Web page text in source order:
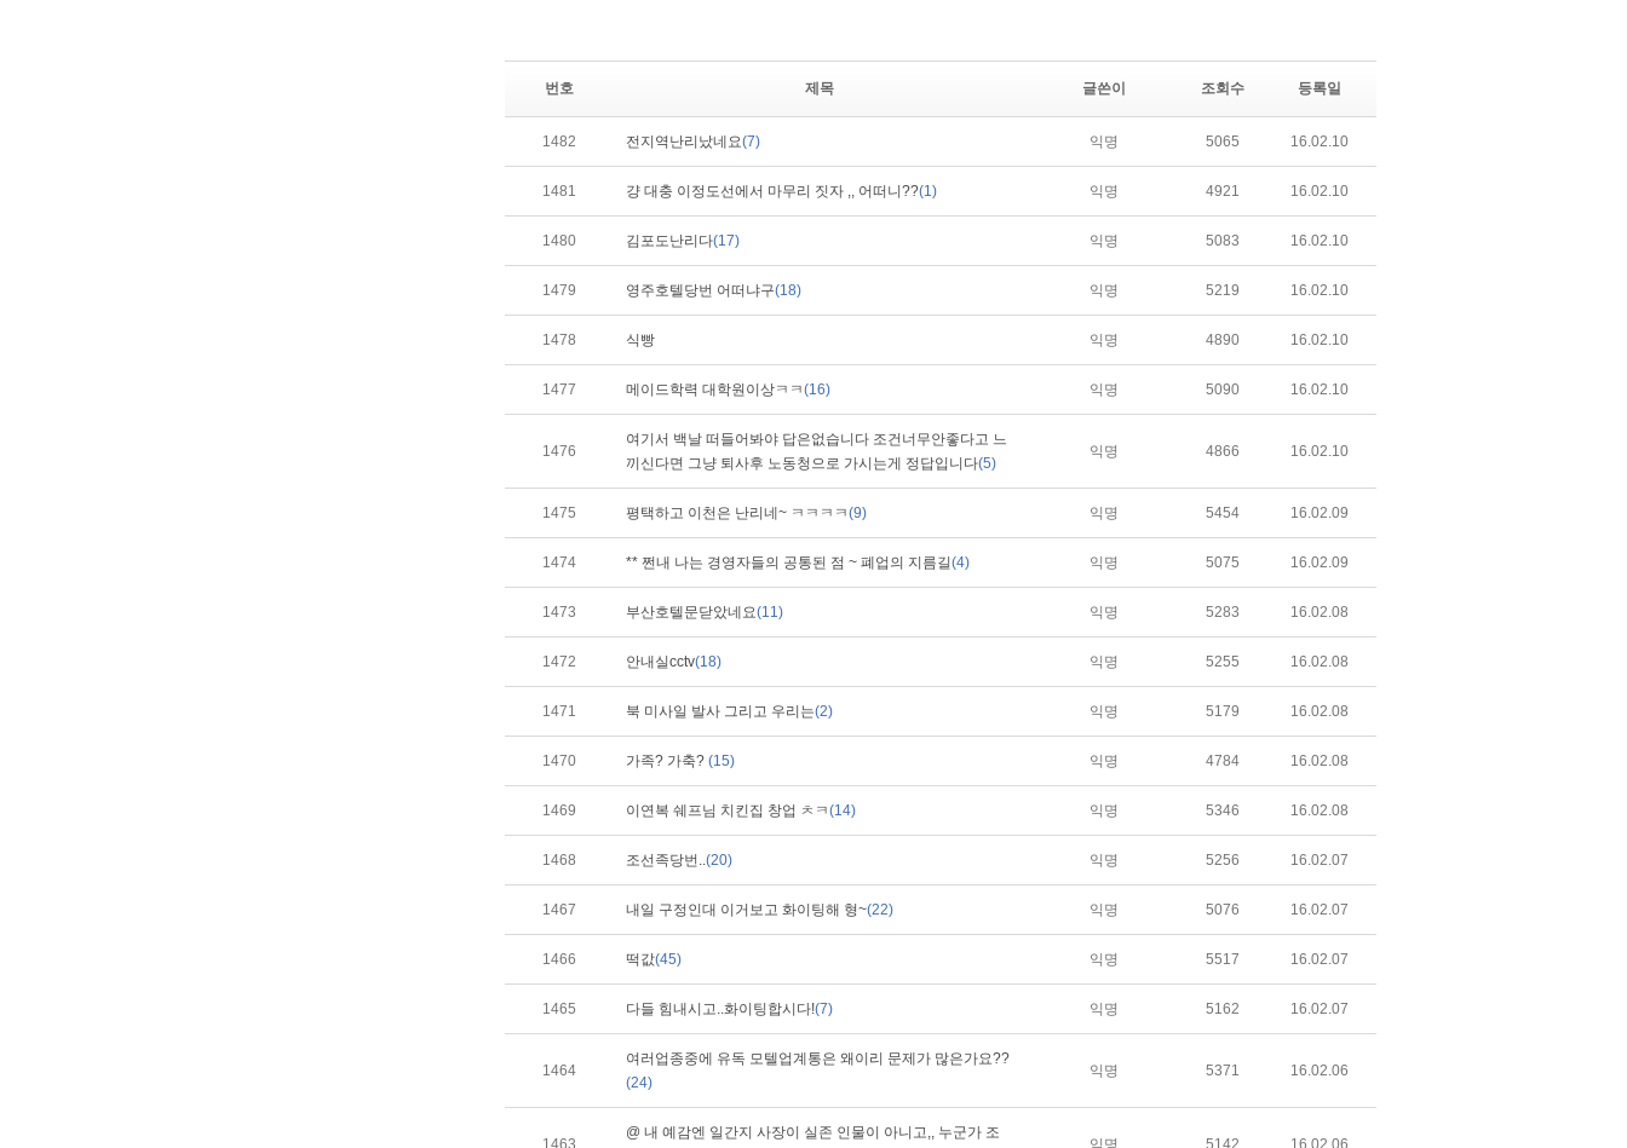
번호 제목 글쓴이 조회수 등록일
1482 전지역난리났네요(7) 익명 5065 16.02.10
1481 걍 대충 이정도선에서 마무리 짓자 ,, 어떠니??(1) 익명 4921 16.02.10
1480 김포도난리다(17) 익명 5083 16.02.10
1479 영주호텔당번 어떠냐구(18) 익명 5219 16.02.10
1478 식빵 익명 4890 16.02.10
1477 메이드학력 대학원이상ㅋㅋ(16) 익명 5090 16.02.10
1476
여기서 백날 떠들어봐야 답은없습니다 조건너무안좋다고 느
끼신다면 그냥 퇴사후 노동청으로 가시는게 정답입니다(5)
익명 4866 16.02.10
1475 평택하고 이천은 난리네~ ㅋㅋㅋㅋ(9) 익명 5454 16.02.09
1474 ** 쩐내 나는 경영자들의 공통된 점 ~ 폐업의 지름길(4) 익명 5075 16.02.09
1473 부산호텔문닫았네요(11) 익명 5283 16.02.08
1472 안내실cctv(18) 익명 5255 16.02.08
1471 북 미사일 발사 그리고 우리는(2) 익명 5179 16.02.08
1470 가족? 가축? (15) 익명 4784 16.02.08
1469 이연복 쉐프님 치킨집 창업 ㅊㅋ(14) 익명 5346 16.02.08
1468 조선족당번..(20) 익명 5256 16.02.07
1467 내일 구정인대 이거보고 화이팅해 형~(22) 익명 5076 16.02.07
1466 떡값(45) 익명 5517 16.02.07
1465 다들 힘내시고..화이팅합시다!(7) 익명 5162 16.02.07
1464
여러업종중에 유독 모텔업계통은 왜이리 문제가 많은가요??
(24)
익명 5371 16.02.06
1463
@ 내 예감엔 일간지 사장이 실존 인물이 아니고,, 누군가 조
익명 5142 16.02.06